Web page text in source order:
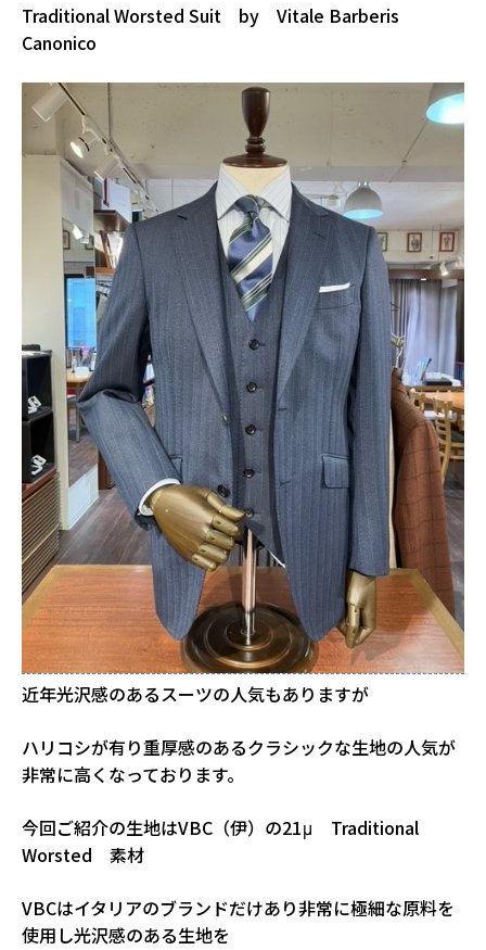
Traditional Worsted Suit by Vitale Barberis
Canonico
近年光沢感のあるスーツの人気もありますが
ハリコシが有り重厚感のあるクラシックな生地の人気が
非常に高くなっております。
今回ご紹介の生地はVBC（伊）の21μ Traditional
Worsted 素材
VBCはイタリアのブランドだけあり非常に極細な原料を
使用し光沢感のある生地を